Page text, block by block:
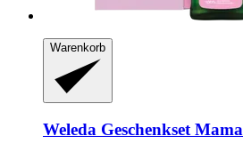
Warenkorb
Weleda Geschenkset Mama